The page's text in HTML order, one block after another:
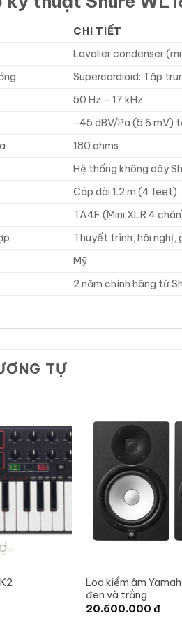
CHI TIẾT
Lavalier condenser
Supercardioid: Tập
50 Hz – 17 kHz
-45 dBV/Pa (5.6 mV)
180 ohms
Hệ thống không dây
Cáp dài 1.2 m (4 feet)
TA4F (Mini XLR 4
Thuyết trình, hội nghị,
Mỹ
2 năm chính hãng từ
TỰ
Loa kiểm âm
đen và trắng
20.600.000đ